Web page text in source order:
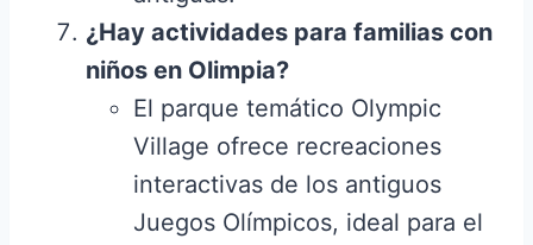
¿Hay actividades para familias con
niños en Olimpia?
El parque temático Olympic
Village ofrece recreaciones
interactivas de los antiguos
Juegos Olímpicos, ideal para el